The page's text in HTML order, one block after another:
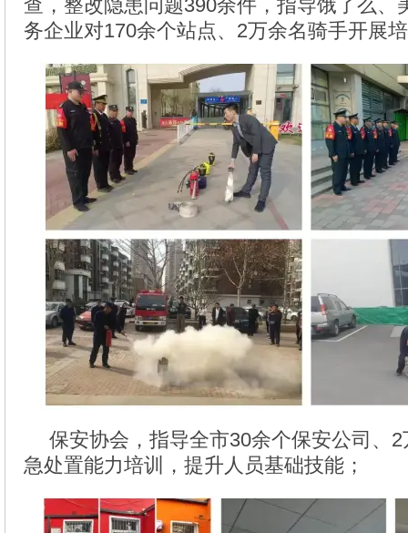
查，整改隐患问题390余件，指导饿了么、
务企业对170余个站点、2万余名骑手开展
保安协会，指导全市30余个保安公司、
急处置能力培训，提升人员基础技能；